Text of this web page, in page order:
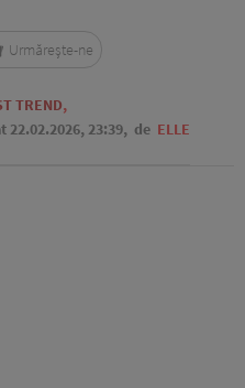
TREND,
22.02.2026, 23:39, de ELLE
Urmărește-ne